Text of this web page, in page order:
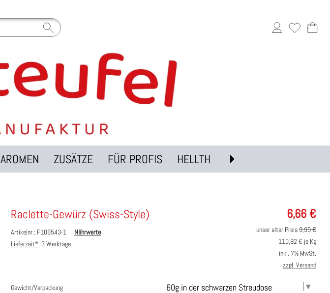
AROMEN ZUSÄTZE FÜR PROFIS HELLTH
6,66 €
Raclette-Gewürz (Swiss-Style)
Artikelnr.: F106543-1
Nährwerte
Lieferzeit*: 3 Werktage
unser alter Preis9,99 €
110,92 € je Kg
inkl. 7% MwSt.
zzgl. Versand
Gewicht/Verpackung